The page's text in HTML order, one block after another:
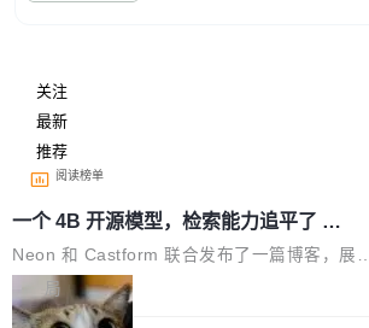
关注
最新
推荐
阅读榜单
一个 4B 开源模型，检索能力追平了 G
PT-5.6 Sol，成本降到 1/100
Neon 和 Castform 联合发布了一篇博客，展示
了一个惊人的结果：一个 4B 参数的开源模型，
经过 RL 后训练之后，在检索任务上的准确率追
局